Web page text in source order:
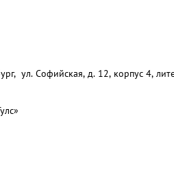
ул. Софийская, д. 12, корпус 4,